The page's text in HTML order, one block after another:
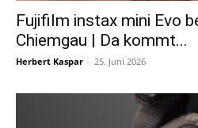
Fujifilm instax mini Evo
Chiemgau | Da kommt...
Herbert Kaspar - 25. Juni 2026